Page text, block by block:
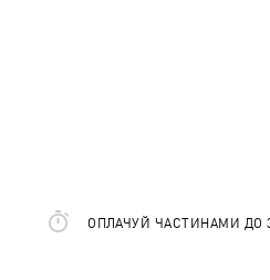
ОПЛАЧУЙ ЧАСТИНАМИ ДО